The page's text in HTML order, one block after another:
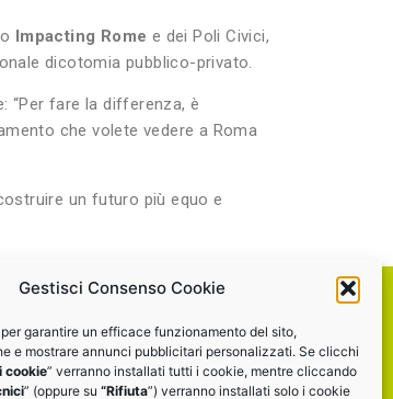
Gestisci Consenso Cookie
garantire un efficace funzionamento del sito,
e mostrare annunci pubblicitari personalizzati. Se clicchi
cookie” verranno installati tutti i cookie, mentre cliccando
” (oppure su “Rifiuta”) verranno installati solo i cookie
Impacting Rome e dei Poli Civici,
dicotomia pubblico-privato.
“Per fare la differenza, è
che volete vedere a Roma
un futuro più equo e